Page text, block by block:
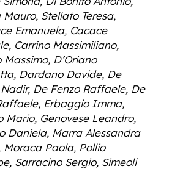
Mauro, Stellato Teresa,
Emanuela, Cacace
Carrino Massimiliano,
Massimo, D’Oriano
Dardano Davide, De
De Fenzo Raffaele, De
Erbaggio Imma,
Mario, Genovese Leandro,
Daniela, Marra Alessandra
Moraca Paola, Pollio
Sarracino Sergio, Simeoli